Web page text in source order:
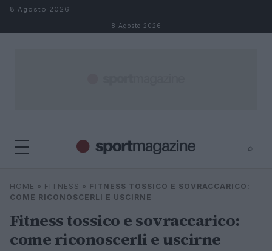
Salta al contenuto
8 Agosto 2026
8 Agosto 2026
⌕
Cerca
⌕
HOME » FITNESS » FITNESS TOSSICO E SOVRACCARICO:
COME RICONOSCERLI E USCIRNE
Fitness tossico e sovraccarico:
come riconoscerli e uscirne